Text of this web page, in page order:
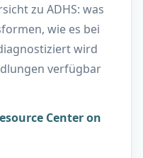
zu ADHS: was
wie es bei
wird
verfügbar
Center on